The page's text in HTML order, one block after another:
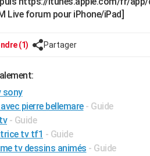
Live forum pour iPhone/iPad]
(1) Partager
sony
pierre bellemare - Guide
- Guide
tv tf1 - Guide
tv dessins animés - Guide